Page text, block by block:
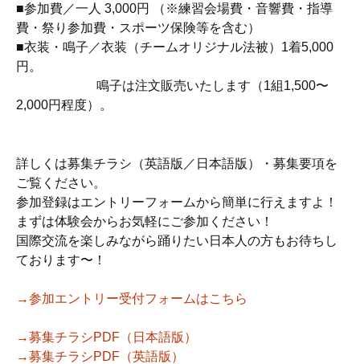
■参加費／一人 3,000円 （※練習会場費・音響費・指導
費・祭り参加費・スポーツ保険等を含む）
■衣装・鳴子／衣装（チームオリジナル法被）1着5,000
円。
鳴子は注文販売いたします（1組1,500〜
2,000円程度）。
詳しくは募集チラシ（英語版／日本語版）・募集要項を
ご覧ください。
参加登録はエントリーフォームから簡単に行えますよ！
まずは体験会からお気軽にご参加ください！
国際交流を楽しみながら踊りたい日本人の方もお待ちし
ております〜！
→参加エントリー受付フォームはこちら
→募集チラシPDF（日本語版）
→募集チラシPDF（英語版）